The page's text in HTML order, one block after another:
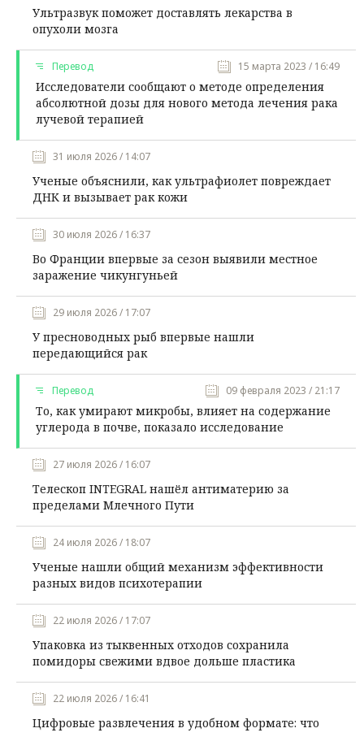
Ультразвук поможет доставлять лекарства в
опухоли мозга
Перевод 15 марта 2023 / 16:49
Исследователи сообщают о методе определения
абсолютной дозы для нового метода лечения рака
лучевой терапией
31 июля 2026 / 14:07
Ученые объяснили, как ультрафиолет повреждает
ДНК и вызывает рак кожи
30 июля 2026 / 16:37
Во Франции впервые за сезон выявили местное
заражение чикунгуньей
29 июля 2026 / 17:07
У пресноводных рыб впервые нашли
передающийся рак
Перевод 09 февраля 2023 / 21:17
То, как умирают микробы, влияет на содержание
углерода в почве, показало исследование
27 июля 2026 / 16:07
Телескоп INTEGRAL нашёл антиматерию за
пределами Млечного Пути
24 июля 2026 / 18:07
Ученые нашли общий механизм эффективности
разных видов психотерапии
22 июля 2026 / 17:07
Упаковка из тыквенных отходов сохранила
помидоры свежими вдвое дольше пластика
22 июля 2026 / 16:41
Цифровые развлечения в удобном формате: что